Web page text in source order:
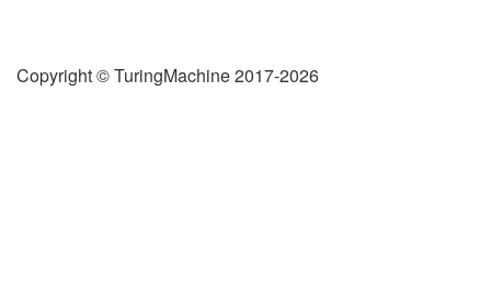
Copyright © TuringMachine 2017-2026